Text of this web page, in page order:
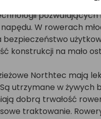
przemieszczania się.
W rowerach
konstrukcji na mało
Northtec mają
utrzymane w żywych
dobrą trwałość
traktowanie.